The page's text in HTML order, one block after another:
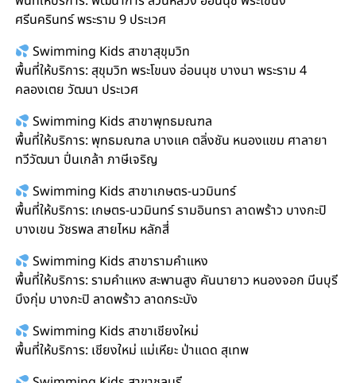
ศรีนครินทร์ พระราม 9 ประเวศ
Swimming Kids สาขาสุขุมวิท
พื้นที่ให้บริการ: สุขุมวิท พระโขนง อ่อนนุช บางนา พระราม 4
คลองเตย วัฒนา ประเวศ
Swimming Kids สาขาพุทธมณฑล
พื้นที่ให้บริการ: พุทธมณฑล บางแค ตลิ่งชัน หนองแขม ศาลายา
ทวีวัฒนา ปิ่นเกล้า ภาษีเจริญ
Swimming Kids สาขาเกษตร-นวมินทร์
พื้นที่ให้บริการ: เกษตร-นวมินทร์ รามอินทรา ลาดพร้าว บางกะปิ
บางเขน วัชรพล สายไหม หลักสี่
Swimming Kids สาขารามคำแหง
พื้นที่ให้บริการ: รามคำแหง สะพานสูง คันนายาว หนองจอก มีนบุรี
บึงกุ่ม บางกะปิ ลาดพร้าว ลาดกระบัง
Swimming Kids สาขาเชียงใหม่
พื้นที่ให้บริการ: เชียงใหม่ แม่เหียะ ป่าแดด สุเทพ